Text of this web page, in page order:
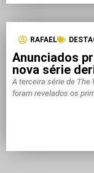
RAFAEL
Anunciados
nova série
A terceira série de The
foram revelados os